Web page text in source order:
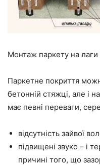
Монтаж паркету на лаги
Паркетне покриття
бетонній стяжці, але і
має певні переваги,
відсутність зайвої
підвищені звуко – і
причині того, що